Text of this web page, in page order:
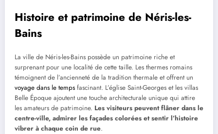
Histoire et patrimoine de Néris-les-
Bains
La ville de Néris-les-Bains possède un patrimoine riche et
surprenant pour une localité de cette taille. Les thermes romains
témoignent de l’ancienneté de la tradition thermale et offrent un
voyage dans le temps fascinant. L’église Saint-Georges et les villas
Belle Époque ajoutent une touche architecturale unique qui attire
les amateurs de patrimoine. Les visiteurs peuvent flâner dans le
centre-ville, admirer les façades colorées et sentir l’histoire
vibrer à chaque coin de rue.